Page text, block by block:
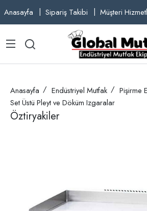
Anasayfa Sipariş Takibi Müşteri
Anasayfa Endüstriyel Mutfak
Pişirme
Set Üstü Pleyt ve Döküm Izgaralar
Öztiryakiler